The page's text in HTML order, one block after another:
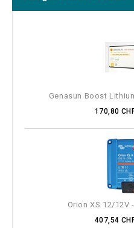
Genasun Boost
170,80
Orion XS 12/12V
407,54